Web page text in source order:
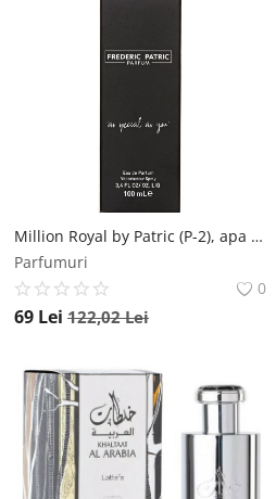
Million Royal by Patric (P-2), apa de parfum 100ml, barbati by Patric
Parfumuri
0
69 Lei 122,02Lei